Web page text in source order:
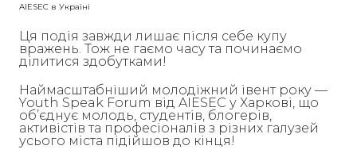
AIESEC в Україні
Ця подія завжди лишає після себе купу
вражень. Тож не гаємо часу та починаємо
ділитися здобутками!
Наймасштабніший молодіжний івент року —
Youth Speak Forum від AIESEC у Харкові, що
об’єднує молодь, студентів, блогерів,
активістів та професіоналів з різних галузей
усього міста підійшов до кінця!